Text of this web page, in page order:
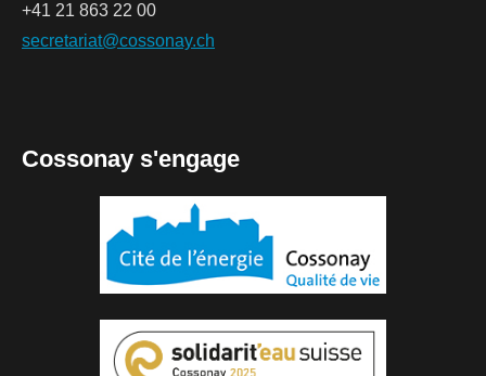
+41 21 863 22 00
secretariat@cossonay.ch
Cossonay s'engage